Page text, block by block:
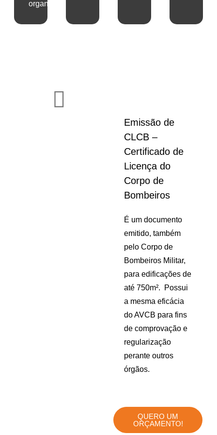
organização
Emissão de
CLCB –
Certificado de
Licença do
Corpo de
Bombeiros
É um documento
emitido, também
pelo Corpo de
Bombeiros Militar,
para edificações de
até 750m². Possui
a mesma eficácia
do AVCB para fins
de comprovação e
regularização
perante outros
órgãos.
QUERO UM
ORÇAMENTO!